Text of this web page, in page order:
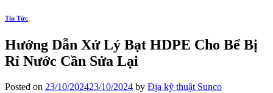
Tin Tức
Hướng Dẫn Xử Lý Bạt HDPE Cho Bể Bị
Rỉ Nước Cần Sửa Lại
Posted on 23/10/202423/10/2024 by Địa kỹ thuật Sunco